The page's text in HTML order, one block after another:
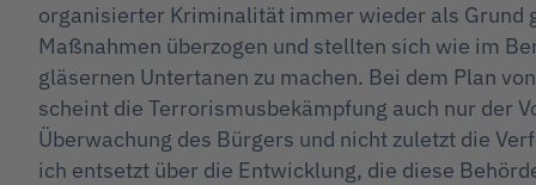
organisierter Kriminalität immer wieder als Grund
Maßnahmen überzogen und stellten sich wie im
gläsernen Untertanen zu machen. Bei dem Plan
scheint die Terrorismusbekämpfung auch nur der
Überwachung des Bürgers und nicht zuletzt die
ich entsetzt über die Entwicklung, die diese